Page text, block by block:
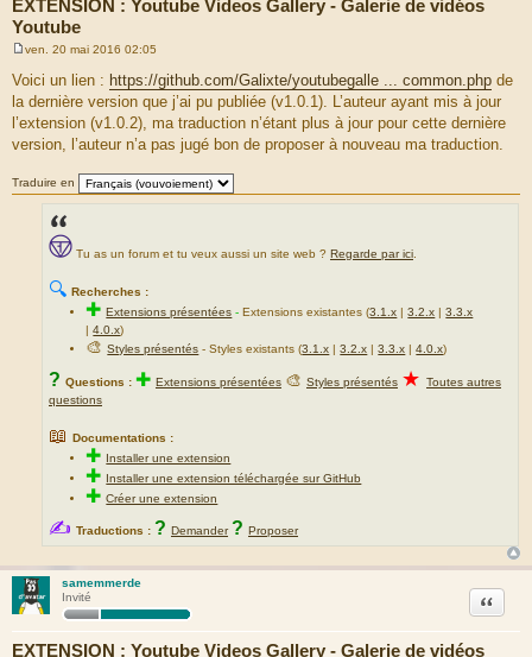
EXTENSION : Youtube Videos Gallery - Galerie de vidéos
Youtube
e
s
s
g
e
ven. 20 mai 2016 02:05
Voici un lien : https://github.com/Galixte/youtubegalle ... common.php de
la dernière version que j’ai pu publiée (v1.0.1). L’auteur ayant mis à jour
l’extension (v1.0.2), ma traduction n’étant plus à jour pour cette dernière
version, l’auteur n’a pas jugé bon de proposer à nouveau ma traduction.
Traduire en
Tu as un forum et tu veux aussi un site web ? Regarde par ici.
🔍 Recherches :
✚Extensions présentées - Extensions existantes (3.1.x |3.2.x |3.3.x
|4.0.x)
🎨Styles présentés - Styles existants (3.1.x |3.2.x |3.3.x |4.0.x)
? Questions : ✚ Extensions présentées 🎨 Styles présentés ★ Toutes autres
questions
📖 Documentations :
✚ Installer une extension
✚ Installer une extension téléchargée sur GitHub
✚Créer une extension
✍ Traductions : ? Demander ? Proposer
samemmerde
Invité
EXTENSION : Youtube Videos Gallery - Galerie de vidéos
Citation